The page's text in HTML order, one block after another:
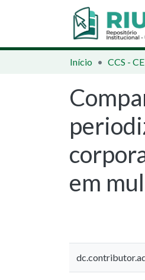
Início
em